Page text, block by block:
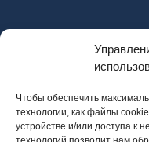
Чтобы обеспечить
технологии, как файлы
устройстве и/или доступа к
с 9 до